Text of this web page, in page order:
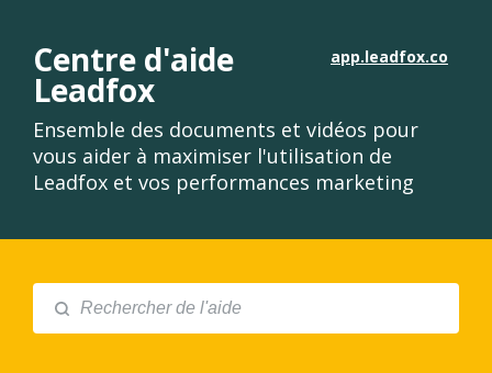
app.leadfox.co
Centre d'aide
Leadfox
Ensemble des documents et vidéos pour
vous aider à maximiser l'utilisation de
Leadfox et vos performances marketing